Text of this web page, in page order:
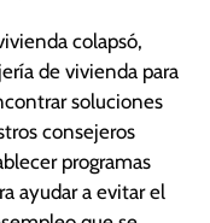
certificados
con más de
cómo lidiar
colapsó,
de vivienda para
soluciones
consejeros
programas
ayudar a evitar el